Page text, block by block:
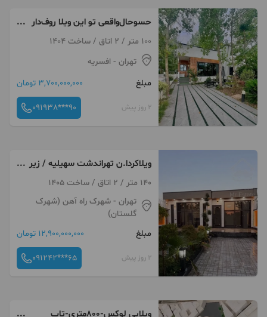
حسوحال‌واقعی‌‌ تو این ویلا روف‌دار
با‌ویو ج*نگلی‌100 متر / 2 اتاق / ساخت 1404
تهران - افسریه
مبلغ
3,700,000,000 تومان
2 روز پیش 091938***90
ویلاکردا.ن تهراندشت سهیلیه / زیر
قیمت فروش فوری*
140 متر / 2 اتاق / ساخت 1405
تهران - شهرک راه آهن (شهرک
گلستان)
مبلغ
12,900,000,000 تومان
2 روز پیش 091242***65
ویلایی لوکس-800متری-تاپ